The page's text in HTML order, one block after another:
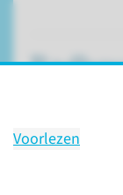
Voorlezen